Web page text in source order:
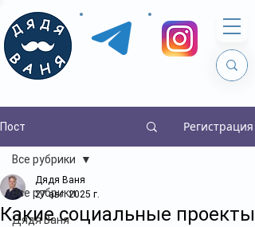
Пост Регистрация
Все рубрики
Дядя Ваня
Все рубрики
Какие социальные проекты
Дядя Ваня
27 авг. 2025 г.